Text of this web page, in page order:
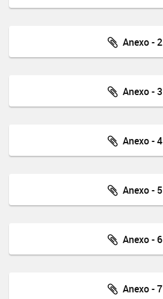
Anexo - 2
Anexo - 3
Anexo - 4
Anexo - 5
Anexo - 6
Anexo - 7